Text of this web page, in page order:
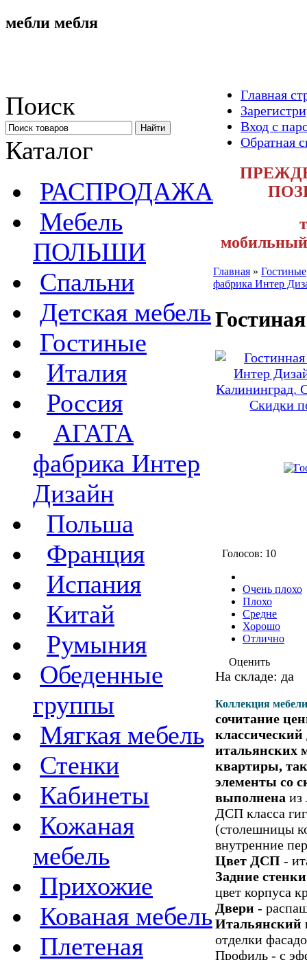
мебли мебля
Поиск
Каталог
РАСПРОДАЖА
Мебель
ПОЛЬШИ
Спальни
Детская мебель
Гостиные
Италия
Россия
АГАТА
фабрика Интер
Дизайн
Польша
Франция
Испания
Китай
Румыния
Обеденные
группы
Мягкая мебель
Стенки
Кабинеты
Кожаная
мебель
Прихожие
Кованая мебель
Плетеная
Главная
Вход с
Обратная
мобильный
Главная » Гостиные
фабрика Интер
Голосов: 10
Очень плохо
Плохо
Средне
Хорошо
Отлично
Оценить
На складе: да
Коллекция
сочитание
итальянских
квартиры, так
элементы со
выполнена из
ДСП класса
(столешницы
внутренние
Цвет ДСП -
Задние
цвет корпуса
Двери -
отделки
Профиль - с